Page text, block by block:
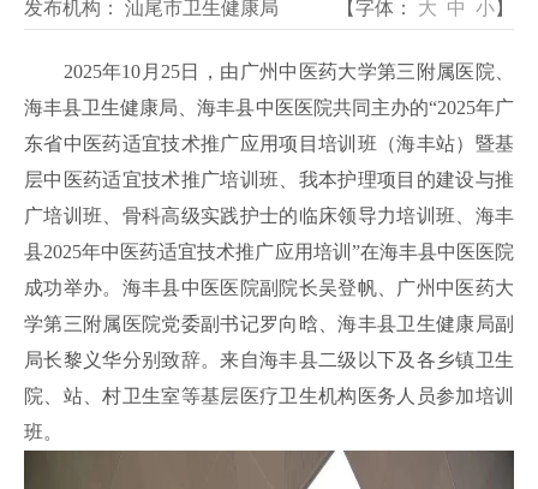
发布机构： 汕尾市卫生健康局 【字体： 大 中 小】
2025年10 月 25日，由广州中医药大学第三附属医院、
海丰县卫生健康局、海丰县中医医院共同主办的“2025年广
东省中医药适宜技术推广应用项目培训班（海丰站）暨基
层中医药适宜技术推广培训班、我本护理项目的建设与推
广培训班、骨科高级实践护士的临床领导力培训班、海丰
县2025年中医药适宜技术推广应用培训 ”在海丰县中医医院
成功举办。 海丰县中医医院副院长吴登帆、广州中医药大
学第三附属医院党委副书记罗向晗、海丰县卫生健康局副
局长黎义华分别致辞。来自海丰县二级以下及各乡镇卫生
院、站、村卫生室等基层医疗卫生机构 医务人员参加培训
班。